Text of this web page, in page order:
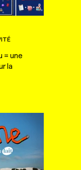
= une
la